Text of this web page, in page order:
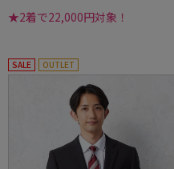
★2着で22,000円対象！
SALE OUTLET